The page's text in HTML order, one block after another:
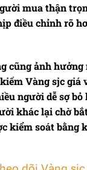
mua thận
điều chỉnh rõ
cũng ảnh hưởng
Vàng sjc giá
người dễ sợ
khác lại chờ
kiểm soát bằng